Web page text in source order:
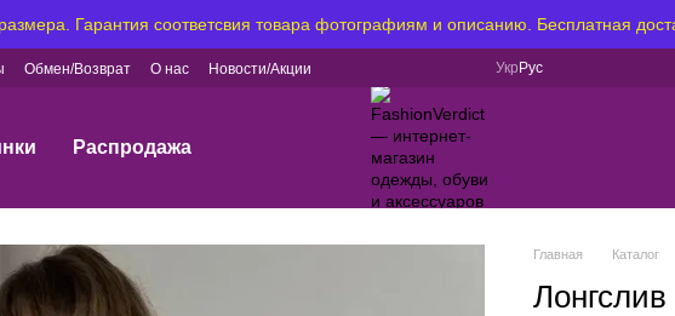
Гарантия соответсвия товара фотографиям и описанию. Бесплатная
Обмен/Возврат О нас Новости/Акции Укр Рус
Распродажа
Главная Каталог